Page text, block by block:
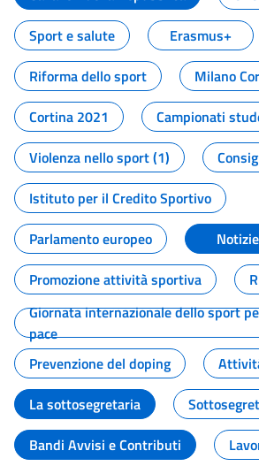
Sport e salute
Erasmus+
Riforma dello sport
Milano
Cortina 2021
Campionati
Violenza nello sport (1)
Istituto per il Credito Sportivo
Parlamento europeo
Notizie
Promozione attività sportiva
Giornata internazionale dello sport
pace
Prevenzione del doping
La sottosegretaria
Bandi Avvisi e Contributi